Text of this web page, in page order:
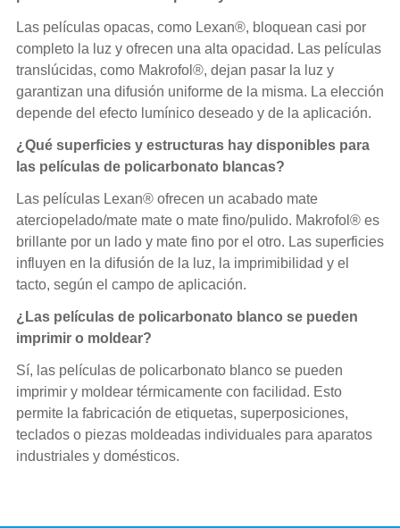
Las películas opacas, como Lexan®, bloquean casi por
completo la luz y ofrecen una alta opacidad. Las películas
translúcidas, como Makrofol®, dejan pasar la luz y
garantizan una difusión uniforme de la misma. La elección
depende del efecto lumínico deseado y de la aplicación.
¿Qué superficies y estructuras hay disponibles para
las películas de policarbonato blancas?
Las películas Lexan® ofrecen un acabado mate
aterciopelado/mate mate o mate fino/pulido. Makrofol® es
brillante por un lado y mate fino por el otro. Las superficies
influyen en la difusión de la luz, la imprimibilidad y el
tacto, según el campo de aplicación.
¿Las películas de policarbonato blanco se pueden
imprimir o moldear?
Sí, las películas de policarbonato blanco se pueden
imprimir y moldear térmicamente con facilidad. Esto
permite la fabricación de etiquetas, superposiciones,
teclados o piezas moldeadas individuales para aparatos
industriales y domésticos.